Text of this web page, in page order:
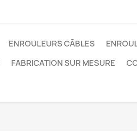
ENROULEURS CÂBLES
FABRICATION SUR MESURE